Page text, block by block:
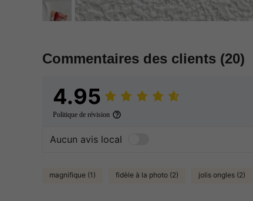
Commentaires des clients (20)
4.95
Politique de révision
Aucun avis local
magnifique (1) fidèle à la photo (2) jolis ongles (2)